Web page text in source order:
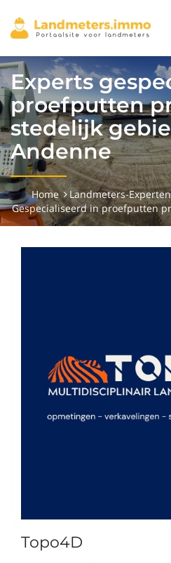
Experts
proefputten
stedelijk
Andenne
Home Landmeters-Experten
Gespecialiseerd in proefputten
Topo4D